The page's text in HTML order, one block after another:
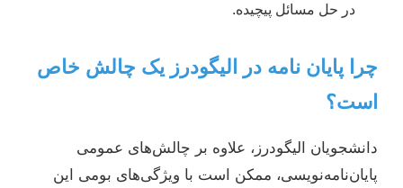
در حل مسائل پیچیده.
چرا پایان نامه در الیگودرز یک چالش خاص
است؟
دانشجویان الیگودرز، علاوه بر چالش‌های عمومی
پایان‌نامه‌نویسی، ممکن است با ویژگی‌های بومی این